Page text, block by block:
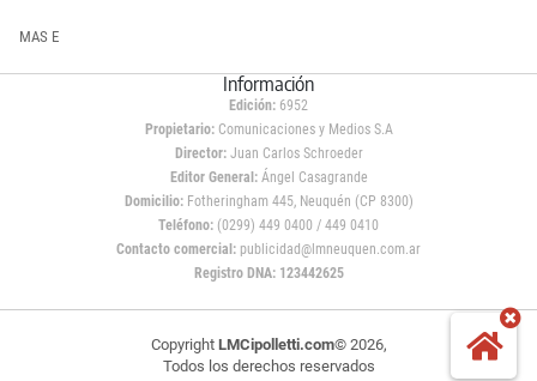
MAS E
Información
Edición: 6952
Propietario:Comunicaciones y Medios S.A
Director: Juan Carlos Schroeder
Editor General:Ángel Casagrande
Domicilio:Fotheringham 445, Neuquén (CP 8300)
Teléfono: (0299) 449 0400 / 449 0410
Contacto comercial: publicidad@lmneuquen.com.ar
Registro DNA: 123442625
Copyright LMCipolletti.com© 2026,
Todos los derechos reservados